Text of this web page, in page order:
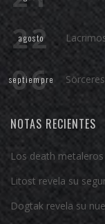
22
agosto
06
septiempre
NOTAS RECIENTES
Los death metaleros
Litost revela su
Dogtak revela su